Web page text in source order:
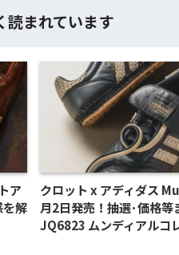
読まれています
ア
解
クロット x アディダス
月2日発売！抽選･価格等
JQ6823 ムンディアルコ